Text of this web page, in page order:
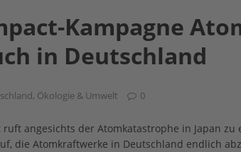
ALLGEMEIN
[ 24. März 2023 ]
Umfage: Wie gelingt eine
[ 24. März 2023 ] Töpfern per Hand am
GESUNDHEIT
Kampagne
in Deutschland
, Ökologie & Umwelt 0
ruft angesichts der Atomkatastrophe in Japan
die Atomkraftwerke in Deutschland endlich